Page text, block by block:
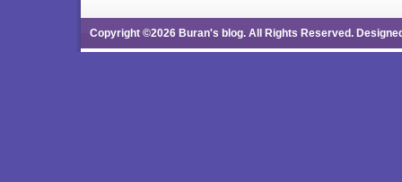
Copyright ©2026 Buran's blog. All Rights Reserved.